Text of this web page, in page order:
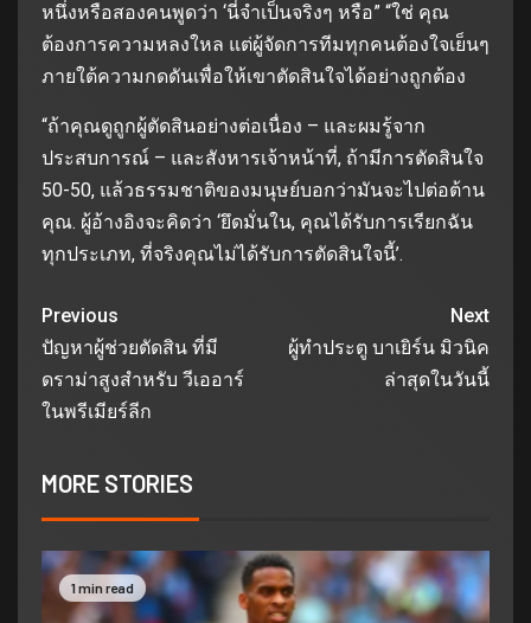
หนึ่งหรือสองคนพูดว่า ‘นี่จําเป็นจริงๆ หรือ” “ใช่ คุณ
ต้องการความหลงใหล แต่ผู้จัดการทีมทุกคนต้องใจเย็นๆ
ภายใต้ความกดดันเพื่อให้เขาตัดสินใจได้อย่างถูกต้อง
“ถ้าคุณดูถูกผู้ตัดสินอย่างต่อเนื่อง – และผมรู้จาก
ประสบการณ์ – และสังหารเจ้าหน้าที่, ถ้ามีการตัดสินใจ
50-50, แล้วธรรมชาติของมนุษย์บอกว่ามันจะไปต่อต้าน
คุณ. ผู้อ้างอิงจะคิดว่า ‘ยึดมั่นใน, คุณได้รับการเรียกฉัน
ทุกประเภท, ที่จริงคุณไม่ได้รับการตัดสินใจนี้’.
Previous
ปัญหาผู้ช่วยตัดสิน ที่มี
ดราม่าสูงสําหรับ วีเออาร์
ในพรีเมียร์ลีก
Next
ผู้ทําประตู บาเยิร์น มิวนิค
ล่าสุดในวันนี้
MORE STORIES
1 min read